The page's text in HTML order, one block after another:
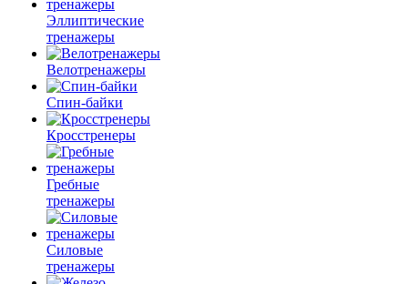
Эллиптические
тренажеры
Велотренажеры
Спин-байки
Кросстренеры
Гребные
тренажеры
Силовые
тренажеры